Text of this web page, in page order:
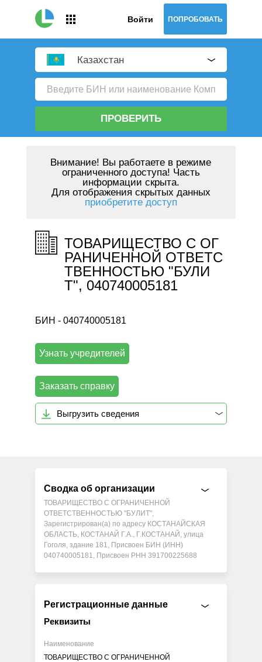
Войти ПОПРОБОВАТЬ
Казахстан
ПРОВЕРИТЬ
Внимание! Вы работаете в режиме
ограниченного доступа! Часть
информации скрыта.
Для отображения скрытых данных
приобретите доступ
ТОВАРИЩЕСТВО С ОГ
РАНИЧЕННОЙ ОТВЕТС
ТВЕННОСТЬЮ "БУЛИ
Т", 040740005181
БИН - 040740005181
Узнать учредителей
Заказать справку
Выгрузить сведения
Сводка об организации
ТОВАРИЩЕСТВО С ОГРАНИЧЕННОЙ
ОТВЕТСТВЕННОСТЬЮ "БУЛИТ",
Зарегистрирован(а) по адресу КОСТАНАЙСКАЯ
ОБЛАСТЬ, КОСТАНАЙ Г.А., Г.КОСТАНАЙ, улица
Гоголя, здание 181, Присвоен БИН (ИНН)
040740005181, Присвоен РНН 391700225688
Регистрационные данные
Реквизиты
Наименование
ТОВАРИЩЕСТВО С ОГРАНИЧЕННОЙ